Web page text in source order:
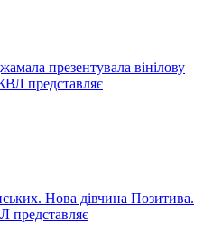
презентувала вінілову
представляє
Нова дівчина Позитива.